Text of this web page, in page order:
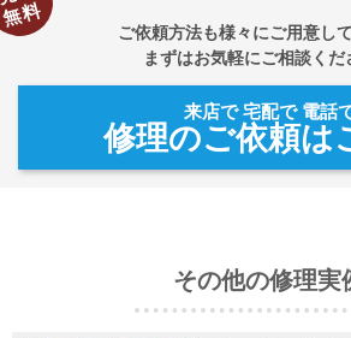
ご依頼方法も様々にご用意して
まずはお気軽にご相談くだ
来店で 宅配で 電話
修理のご依頼は
無料
その他の修理実